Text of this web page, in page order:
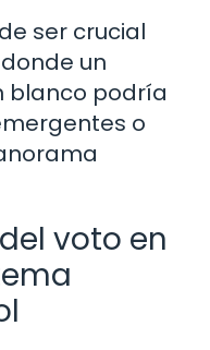
ser crucial
un
blanco podría
o
voto en